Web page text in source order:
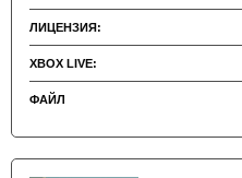
ЛИЦЕНЗИЯ:
XBOX LIVE:
ФАЙЛ